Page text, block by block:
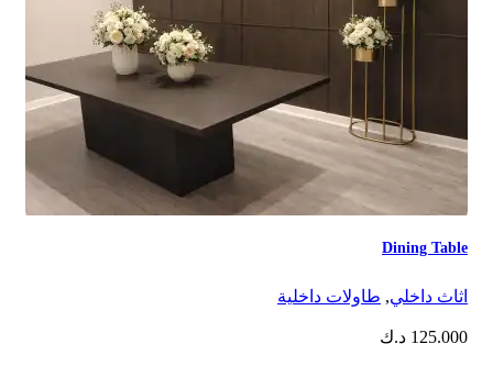
Dining Table
اثاث داخلي, ⁠طاولات داخلية
125.000 د.ك